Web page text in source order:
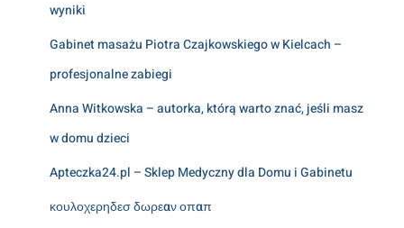
wyniki
Gabinet masażu Piotra Czajkowskiego w Kielcach –
profesjonalne zabiegi
Anna Witkowska – autorka, którą warto znać, jeśli masz
w domu dzieci
Apteczka24.pl – Sklep Medyczny dla Domu i Gabinetu
κουλοχερηδεσ δωρεαν οπαπ